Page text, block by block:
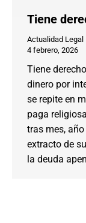
Tiene
Actualidad Legal
4 febrero, 2026
Tiene
dinero por
se repite en
paga
tras mes,
extracto de
la deuda